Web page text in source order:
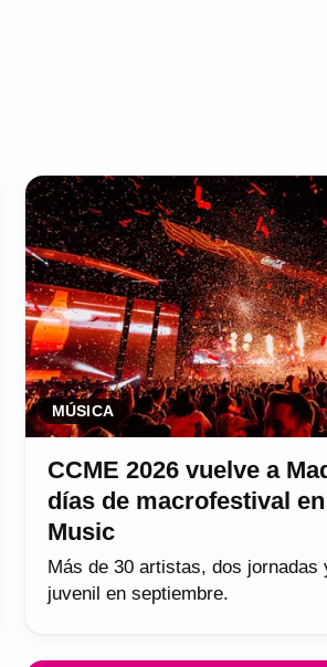
MÚSICA
CCME 2026 vuelve a
días de macrofestival
Music
Más de 30 artistas, dos jornadas
juvenil en septiembre.